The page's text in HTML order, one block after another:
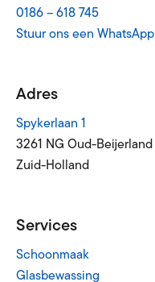
0186 – 618 745
Stuur ons een WhatsApp
Adres
Spykerlaan 1
3261 NG Oud-Beijerland
Zuid-Holland
Services
Schoonmaak
Glasbewassing